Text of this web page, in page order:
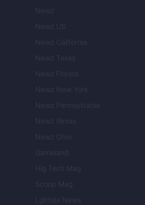
Newz
Newz US
Newz California
Newz Texas
Newz Florida
Newz New York
Newz Pennsylvania
Newz Illinois
Newz Ohio
Gameland
Hig Tech Mag
Scoop Mag
Lgbtqia News